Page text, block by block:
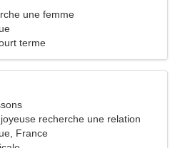
une femme
terme
recherche une relation
France